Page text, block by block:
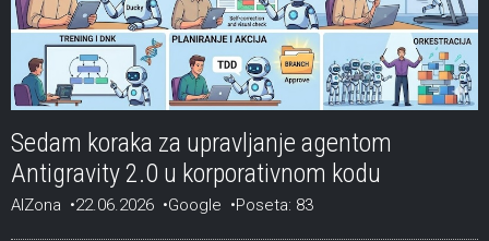
Sedam koraka za upravljanje agentom
Antigravity 2.0 u korporativnom kodu
AIZona 22.06.2026 Google Poseta: 83